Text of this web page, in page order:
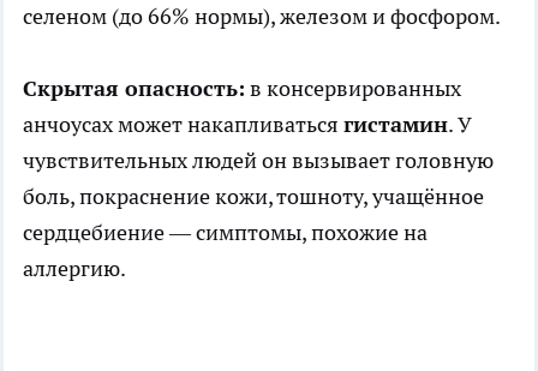
селеном (до 66% нормы), железом и фосфором.
Скрытая опасность: в консервированных
анчоусах может накапливаться гистамин. У
чувствительных людей он вызывает головную
боль, покраснение кожи, тошноту, учащённое
сердцебиение — симптомы, похожие на
аллергию.